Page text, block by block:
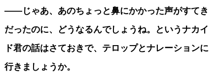
――じゃあ、あのちょっと鼻にかかった声がすてき
だったのに、どうなるんでしょうね。というナカイ
ド君の話はさておきで、テロップとナレーションに
行きましょうか。